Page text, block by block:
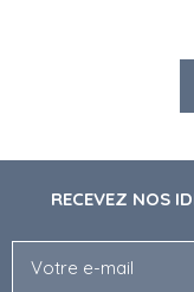
RECEVEZ NOS